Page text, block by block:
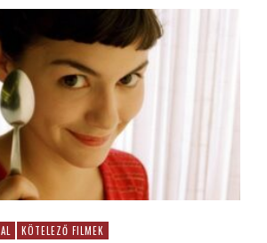
KÖTELEZŐ FILMEK